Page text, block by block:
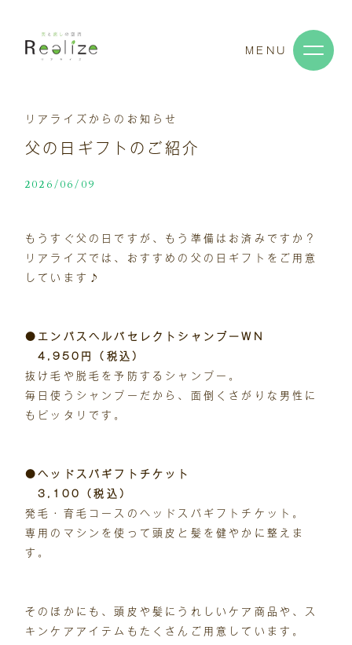
MENU
リアライズからのお知らせ
父の日ギフトのご紹介
2026/06/09
もうすぐ父の日ですが、もう準備はお済みですか？
リアライズでは、おすすめの父の日ギフトをご用意
しています♪
●エンパスヘルバセレクトシャンプーWN
4,950円（税込）
抜け毛や脱毛を予防するシャンプー。
毎日使うシャンプーだから、面倒くさがりな男性に
もピッタリです。
●ヘッドスパギフトチケット
3,100（税込）
発毛・育毛コースのヘッドスパギフトチケット。
専用のマシンを使って頭皮と髪を健やかに整えま
す。
そのほかにも、頭皮や髪にうれしいケア商品や、ス
キンケアアイテムもたくさんご用意しています。